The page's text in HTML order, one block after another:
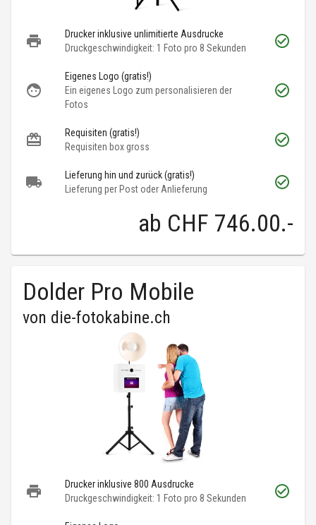
Drucker inklusive unlimitierte Ausdrucke
Druckgeschwindigkeit: 1 Foto pro 8 Sekunden
Eigenes Logo (gratis!)
Ein eigenes Logo zum personalisieren der
Fotos
Requisiten (gratis!)
Requisiten box gross
Lieferung hin und zurück (gratis!)
Lieferung per Post oder Anlieferung
ab CHF 746.00.-
Dolder Pro Mobile
von die-fotokabine.ch
Drucker inklusive 800 Ausdrucke
Druckgeschwindigkeit: 1 Foto pro 8 Sekunden